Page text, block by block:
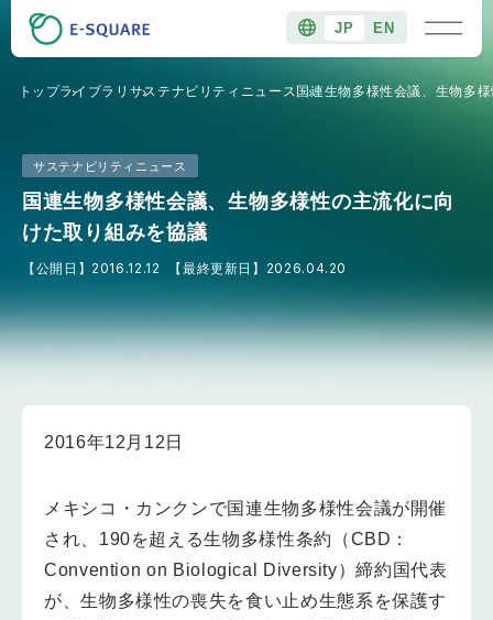
JP EN
トップライブラリ サステナビリティニュース 国連生物多様性会議、生物多
サステナビリティニュース
国連生物多様性会議、生物多様性の主流化に向
けた取り組みを協議
【公開日】 2016.12.12 【最終更新日】 2026.04.20
2016年12月12日
メキシコ・カンクンで国連生物多様性会議が開催
され、190を超える生物多様性条約（CBD：
Convention on Biological Diversity）締約国代表
が、生物多様性の喪失を食い止め生態系を保護す